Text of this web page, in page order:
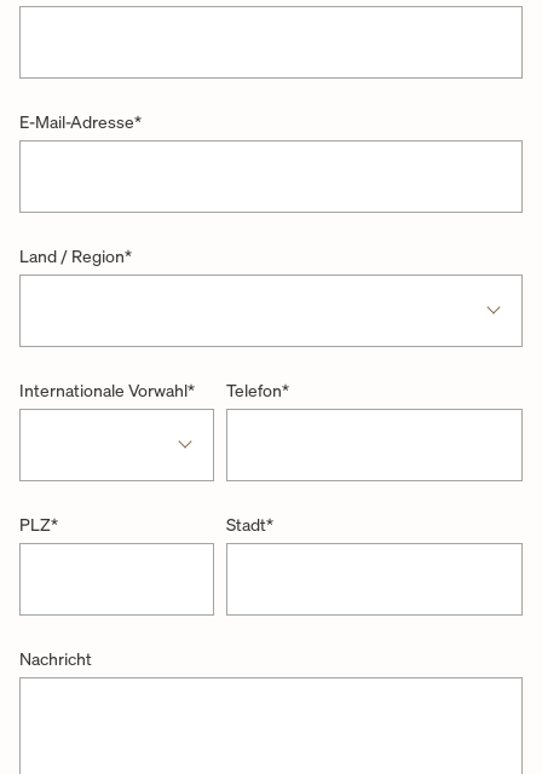
E-Mail-Adresse*
Land / Region*
Internationale Vorwahl* Telefon*
PLZ* Stadt*
Nachricht